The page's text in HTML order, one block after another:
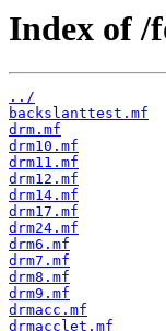
Index of /
../
backslanttest.mf
drm.mf
drm10.mf
drm11.mf
drm12.mf
drm14.mf
drm17.mf
drm24.mf
drm6.mf
drm7.mf
drm8.mf
drm9.mf
drmacc.mf
drmacclet.mf